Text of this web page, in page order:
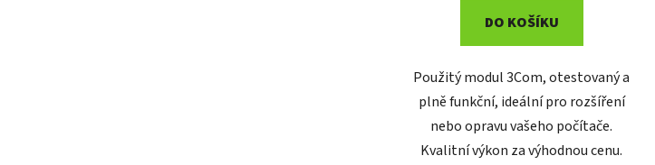
DO KOŠÍKU
Použitý modul 3Com, otestovaný a
plně funkční, ideální pro rozšíření
nebo opravu vašeho počítače.
Kvalitní výkon za výhodnou cenu.